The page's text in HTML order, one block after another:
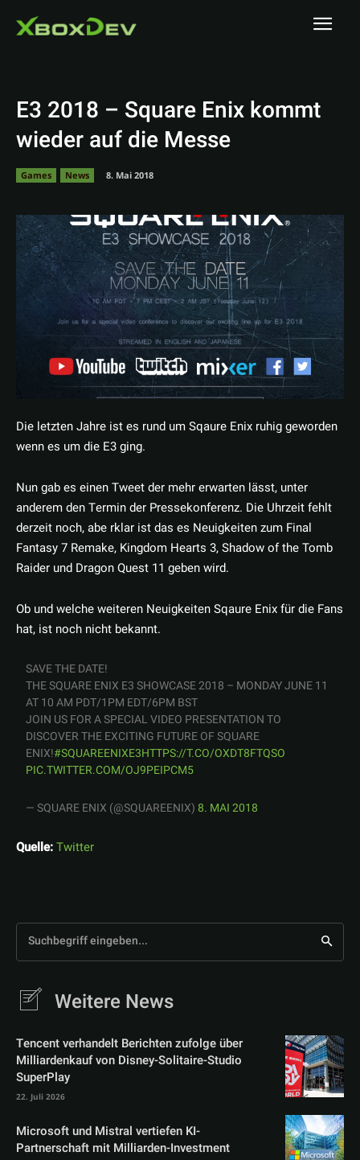
E3 2018 – Square Enix kommt
wieder auf die Messe
Games News 8. Mai 2018
Die letzten Jahre ist es rund um Sqaure Enix ruhig geworden
wenn es um die E3 ging.
Nun gab es einen Tweet der mehr erwarten lässt, unter
anderem den Termin der Pressekonferenz. Die Uhrzeit fehlt
derzeit noch, abe rklar ist das es Neuigkeiten zum Final
Fantasy 7 Remake, Kingdom Hearts 3, Shadow of the Tomb
Raider und Dragon Quest 11 geben wird.
Ob und welche weiteren Neuigkeiten Sqaure Enix für die Fans
hat, ist noch nicht bekannt.
SAVE THE DATE!
THE SQUARE ENIX E3 SHOWCASE 2018 – MONDAY JUNE 11
AT 10 AM PDT/1PM EDT/6PM BST
JOIN US FOR A SPECIAL VIDEO PRESENTATION TO
DISCOVER THE EXCITING FUTURE OF SQUARE
ENIX!#SQUAREENIXE3HTTPS://T.CO/OXDT8FTQSO
PIC.TWITTER.COM/OJ9PEIPCM5
— SQUARE ENIX (@SQUAREENIX)8. MAI 2018
Quelle:Twitter
Suchbegriff eingeben...
Weitere News
Tencent verhandelt Berichten zufolge über
Milliardenkauf von Disney-Solitaire-Studio
SuperPlay
22. Juli 2026
Microsoft und Mistral vertiefen KI-
Partnerschaft mit Milliarden-Investment